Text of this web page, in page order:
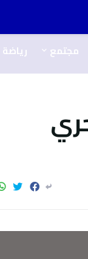
مجتمع رياضة